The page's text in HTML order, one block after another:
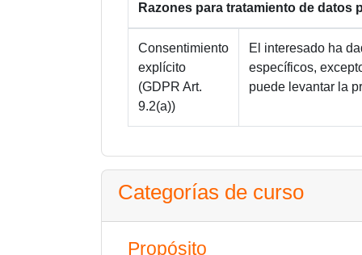
Razones para tratamiento de datos
Consentimiento
explícito
(GDPR Art.
9.2(a))
El interesado ha
específicos,
puede levantar la
Categorías de curso
Propósito